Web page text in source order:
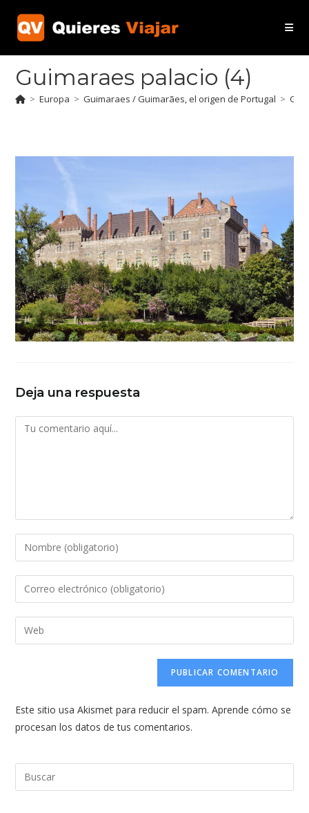
contenido
Guimaraes palacio (4)
> Europa > Guimaraes / Guimarães, el origen de Portugal >
Deja una respuesta
Comentario
Introduce
tu
nombre
de
usuario
Introduce
tu
dirección
de
comentar
Introduce
la
web
(opcional)
Este sitio usa Akismet para reducir el spam.Aprende cómo se
procesan los datos de tus comentarios.